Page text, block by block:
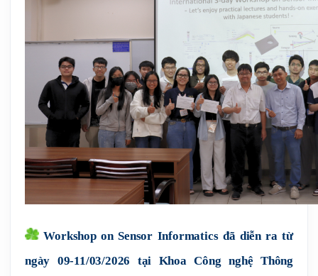
Workshop on Sensor Informatics đã diễn ra từ
ngày 09-11/03/2026 tại Khoa Công nghệ Thông